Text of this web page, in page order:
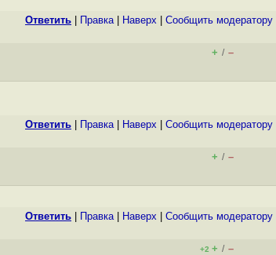
Ответить Правка| Наверх Cообщить модератору
+ / –
Ответить Правка| Наверх Cообщить модератору
+ / –
Ответить Правка| Наверх Cообщить модератору
+2 + / –